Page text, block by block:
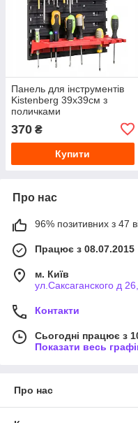
Панель для інструментів
Kistenberg 39х39см з
поличками
370 ₴
Купити
Про нас
96% позитивних з 47
Працює з 08.07.2015
м. Київ
ул.Саксаганского д
Контакти
Сьогодні працює з
Показати весь
Про нас